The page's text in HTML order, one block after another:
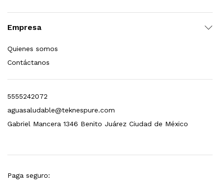
Empresa
Quienes somos
Contáctanos
5555242072
aguasaludable@teknespure.com
Gabriel Mancera 1346 Benito Juárez Ciudad de México
Paga seguro:
SS304 Natural Cepillado | Agua Purificada
699.00
L/h, con filtración Welltek WT-WFS600-4S